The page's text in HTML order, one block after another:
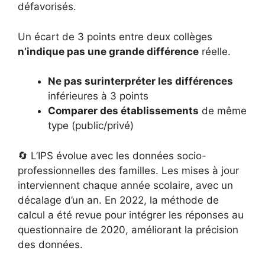
défavorisés.
Un écart de 3 points entre deux collèges
n’indique pas une grande différence réelle.
Ne pas surinterpréter les différences
inférieures à 3 points
Comparer des établissements de même
type (public/privé)
🔄 L’IPS évolue avec les données socio-
professionnelles des familles. Les mises à jour
interviennent chaque année scolaire, avec un
décalage d’un an. En 2022, la méthode de
calcul a été revue pour intégrer les réponses au
questionnaire de 2020, améliorant la précision
des données.